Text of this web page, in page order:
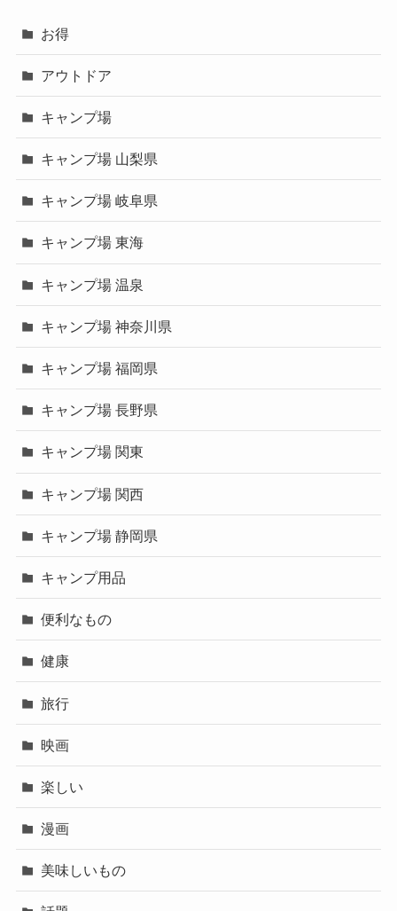
お得
アウトドア
キャンプ場
キャンプ場 山梨県
キャンプ場 岐阜県
キャンプ場 東海
キャンプ場 温泉
キャンプ場 神奈川県
キャンプ場 福岡県
キャンプ場 長野県
キャンプ場 関東
キャンプ場 関西
キャンプ場 静岡県
キャンプ用品
便利なもの
健康
旅行
映画
楽しい
漫画
美味しいもの